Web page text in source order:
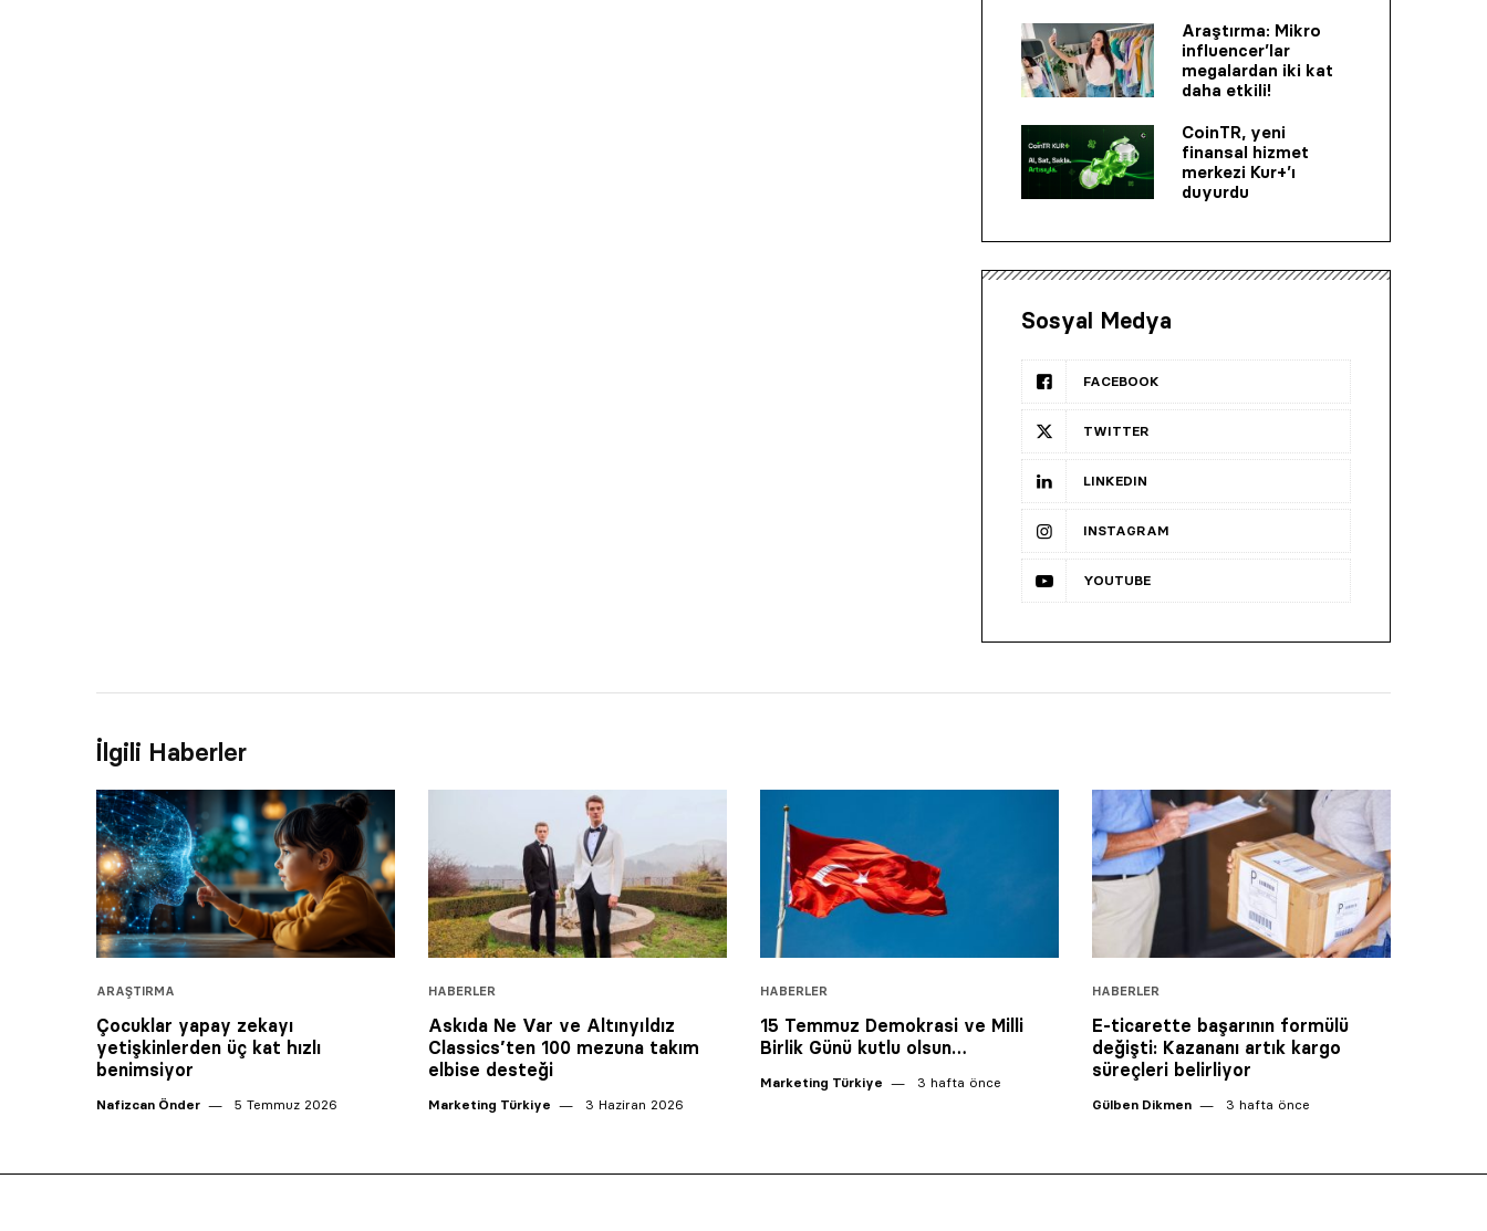
Araştırma: Mikro
influencer’lar
megalardan iki kat
daha etkili!
CoinTR, yeni
finansal hizmet
merkezi Kur+’ı
duyurdu
Sosyal Medya
FACEBOOK
TWITTER
LINKEDIN
INSTAGRAM
YOUTUBE
İlgili Haberler
ARAŞTIRMA
Çocuklar yapay zekayı
yetişkinlerden üç kat hızlı
benimsiyor
Nafizcan Önder 5 Temmuz 2026
HABERLER
Askıda Ne Var ve Altınyıldız
Classics’ten 100 mezuna takım
elbise desteği
Marketing Türkiye 3 Haziran 2026
HABERLER
15 Temmuz Demokrasi ve Milli
Birlik Günü kutlu olsun…
Marketing Türkiye 3 hafta önce
HABERLER
E-ticarette başarının formülü
değişti: Kazananı artık kargo
süreçleri belirliyor
Gülben Dikmen 3 hafta önce